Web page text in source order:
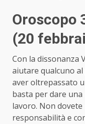
Oroscopo
(20
Con la dissonanza
aiutare qualcuno
aver oltrepassato
basta per dare
lavoro. Non
responsabilità e